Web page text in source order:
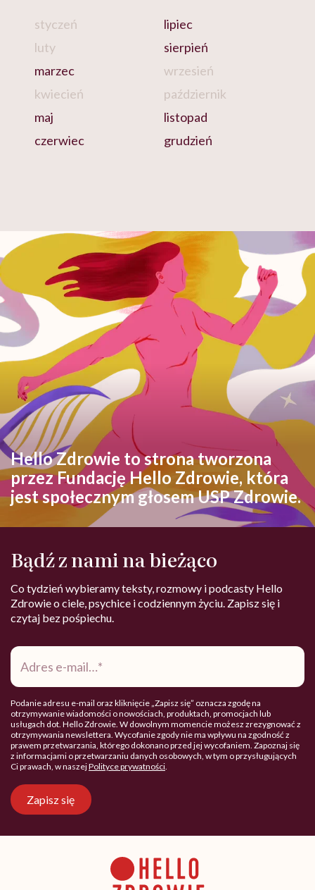
styczeń
luty
marzec
kwiecień
maj
czerwiec
lipiec
sierpień
wrzesień
październik
listopad
grudzień
Hello Zdrowie to strona tworzona
przez Fundację Hello Zdrowie, która
jest społecznym głosem USP Zdrowie.
Bądź z nami na bieżąco
Co tydzień wybieramy teksty, rozmowy i podcasty Hello
Zdrowie o ciele, psychice i codziennym życiu. Zapisz się i
czytaj bez pośpiechu.
Adres
mail*
Podanie adresu e-mail oraz kliknięcie „Zapisz się” oznacza zgodę na
otrzymywanie wiadomości o nowościach, produktach, promocjach lub
usługach dot. Hello Zdrowie. W dowolnym momencie możesz zrezygnować z
otrzymywania newslettera. Wycofanie zgody nie ma wpływu na zgodność z
prawem przetwarzania, którego dokonano przed jej wycofaniem. Zapoznaj się
z informacjami o przetwarzaniu danych osobowych, w tym o przysługujących
Ci prawach, w naszejPolityce prywatności.
Zapisz się